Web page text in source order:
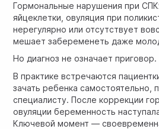
Гормональные нарушения при
яйцеклетки, овуляция при
нерегулярно или отсутствует
мешает забеременеть даже
Но диагноз не означает приговор.
В практике встречаются
зачать ребенка самостоятельно,
специалисту. После коррекции
овуляции беременность
Ключевой момент —